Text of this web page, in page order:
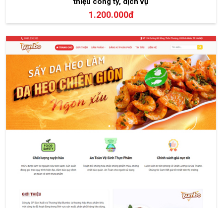
1.200.000đ